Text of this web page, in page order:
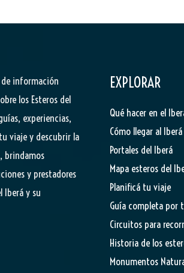
información
los Esteros del
experiencias,
viaje y descubrir la
brindamos
y prestadores
Iberá y su
EXPLORAR
Qué hacer en el
Cómo llegar al Iberá
Portales del Iberá
Mapa esteros del
Planificá tu viaje
Guía completa por
Circuitos para
Historia de los
Monumentos